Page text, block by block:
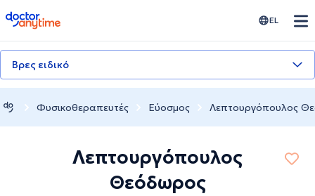
doctoranytime EL
Βρες ειδικό
Φυσικοθεραπευτές Εύοσμος Λεπτουργόπουλος
Λεπτουργόπουλος
Θεόδωρος